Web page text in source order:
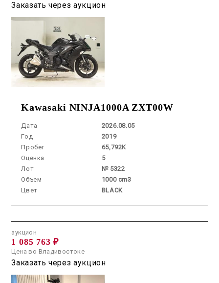
Kawasaki NINJA1000A ZXT00W
Дата
2026.08.05
Год
2019
Пробег
65,792K
Оценка
5
Лот
№ 5322
Объем
1000 cm3
Цвет
BLACK
Заказать через аукцион
аукцион
1 085 763 ₽
Цена во Владивостоке
Заказать через аукцион